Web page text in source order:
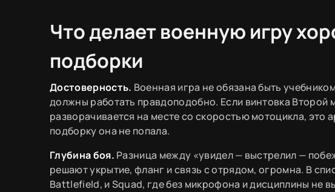
Что делает военную игру
подборки
Достоверность. Военная игра не обязана быть
должны работать правдоподобно. Если винтовка Второй
разворачивается на месте со скоростью мотоцикла, это
подборку она не попала.
Глубина боя. Разница между «увидел — выстрелил —
решают укрытие, фланг и связь с отрядом, огромна. В
Battlefield, и Squad, где без микрофона и дисциплины не